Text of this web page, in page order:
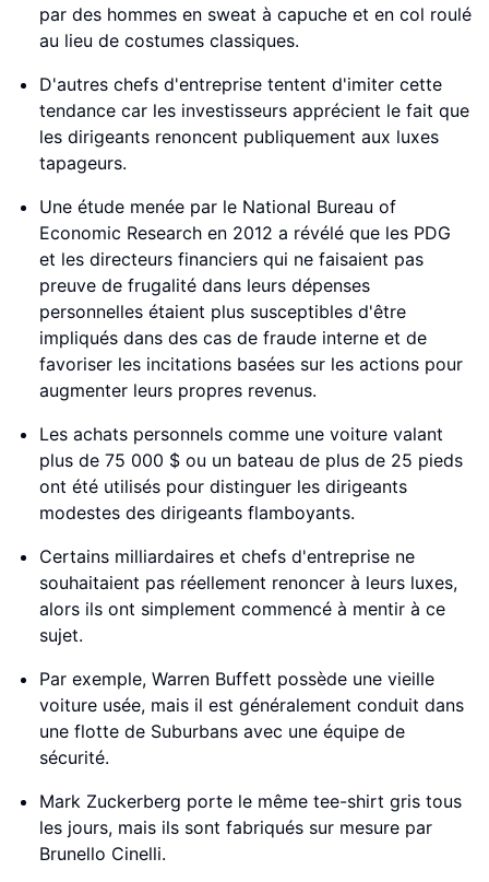
par des hommes en sweat à capuche et en col roulé
au lieu de costumes classiques.
D'autres chefs d'entreprise tentent d'imiter cette
tendance car les investisseurs apprécient le fait que
les dirigeants renoncent publiquement aux luxes
tapageurs.
Une étude menée par le National Bureau of
Economic Research en 2012 a révélé que les PDG
et les directeurs financiers qui ne faisaient pas
preuve de frugalité dans leurs dépenses
personnelles étaient plus susceptibles d'être
impliqués dans des cas de fraude interne et de
favoriser les incitations basées sur les actions pour
augmenter leurs propres revenus.
Les achats personnels comme une voiture valant
plus de 75 000 $ ou un bateau de plus de 25 pieds
ont été utilisés pour distinguer les dirigeants
modestes des dirigeants flamboyants.
Certains milliardaires et chefs d'entreprise ne
souhaitaient pas réellement renoncer à leurs luxes,
alors ils ont simplement commencé à mentir à ce
sujet.
Par exemple, Warren Buffett possède une vieille
voiture usée, mais il est généralement conduit dans
une flotte de Suburbans avec une équipe de
sécurité.
Mark Zuckerberg porte le même tee-shirt gris tous
les jours, mais ils sont fabriqués sur mesure par
Brunello Cinelli.